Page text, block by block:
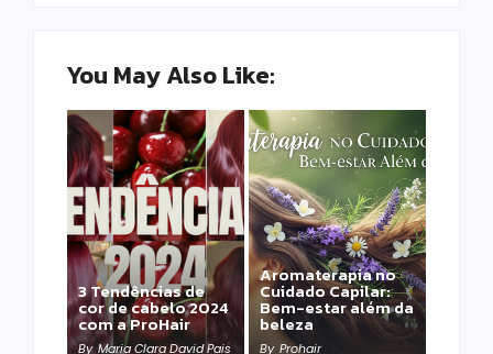
You May Also Like:
3 Tendências de
cor de cabelo 2024
com a ProHair
By Maria Clara David Pais
Aromaterapia no
Cuidado Capilar:
Bem-estar além da
beleza
By Prohair
Detox Capilar: Por
que remover
metais pesados
salva sua química?